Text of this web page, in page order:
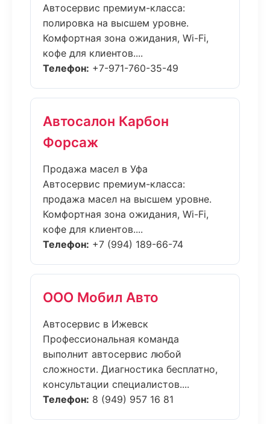
Автосервис премиум-класса:
полировка на высшем уровне.
Комфортная зона ожидания, Wi-Fi,
кофе для клиентов....
Телефон: +7-971-760-35-49
Автосалон Карбон
Форсаж
Продажа масел в Уфа
Автосервис премиум-класса:
продажа масел на высшем уровне.
Комфортная зона ожидания, Wi-Fi,
кофе для клиентов....
Телефон: +7 (994) 189-66-74
ООО Мобил Авто
Автосервис в Ижевск
Профессиональная команда
выполнит автосервис любой
сложности. Диагностика бесплатно,
консультации специалистов....
Телефон: 8 (949) 957 16 81